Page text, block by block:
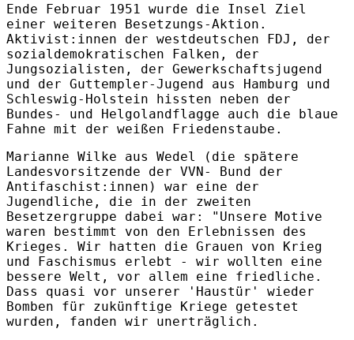
Ende Februar 1951 wurde die Insel Ziel
einer weiteren Besetzungs-Aktion.
Aktivist:innen der westdeutschen FDJ, der
sozialdemokratischen Falken, der
Jungsozialisten, der Gewerkschaftsjugend
und der Guttempler-Jugend aus Hamburg und
Schleswig-Holstein hissten neben der
Bundes- und Helgolandflagge auch die blaue
Fahne mit der weißen Friedenstaube.
Marianne Wilke aus Wedel (die spätere
Landesvorsitzende der VVN- Bund der
Antifaschist:innen) war eine der
Jugendliche, die in der zweiten
Besetzergruppe dabei war: "Unsere Motive
waren bestimmt von den Erlebnissen des
Krieges. Wir hatten die Grauen von Krieg
und Faschismus erlebt - wir wollten eine
bessere Welt, vor allem eine friedliche.
Dass quasi vor unserer 'Haustür' wieder
Bomben für zukünftige Kriege getestet
wurden, fanden wir unerträglich.